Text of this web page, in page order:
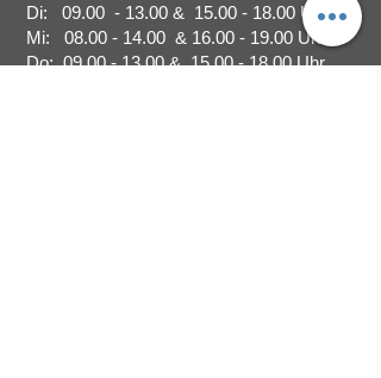
Di: 09.00 - 13.00 & 15.00 - 18.00 Uhr
Mi:
08.00 - 14.00 & 16.00 - 19.00 Uhr
Do:09.00 -13.00 & 15.00 - 18.00Uhr